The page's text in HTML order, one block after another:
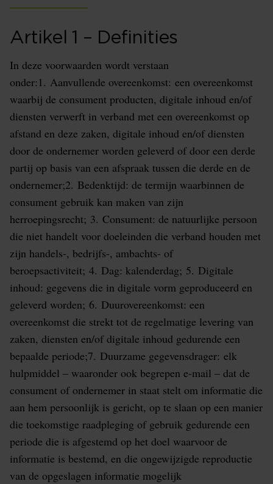
Artikel 1 – Definities
In deze voorwaarden wordt verstaan
onder:1. Aanvullende overeenkomst: een overeenkomst
waarbij de consument producten, digitale inhoud en/of
diensten verwerft in verband met een overeenkomst op
afstand en deze zaken, digitale inhoud en/of diensten
door de ondernemer worden geleverd of door een derde
partij op basis van een afspraak tussen die derde en de
ondernemer;2. Bedenktijd: de termijn waarbinnen de
consument gebruik kan maken van zijn
herroepingsrecht; 3. Consument: de natuurlijke persoon
die niet handelt voor doeleinden die verband houden met
zijn handels-, bedrijfs-, ambachts- of
beroepsactiviteit; 4. Dag: kalenderdag; 5. Digitale
inhoud: gegevens die in digitale vorm geproduceerd en
geleverd worden; 6. Duurovereenkomst: een
overeenkomst die strekt tot de regelmatige levering van
zaken, diensten en/of digitale inhoud gedurende een
bepaalde periode;7. Duurzame gegevensdrager: elk
hulpmiddel – waaronder ook begrepen e-mail – dat de
consument of ondernemer in staat stelt om informatie die
aan hem persoonlijk is gericht, op te slaan op een manier
die toekomstige raadpleging of gebruik gedurende een
periode die is afgestemd op het doel waarvoor de
informatie is bestemd, en die ongewijzigde reproductie
van de opgeslagen informatie mogelijk